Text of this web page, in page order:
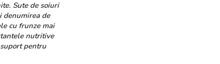
Sute de soiuri
denumirea de
cu frunze mai
nutritive
pentru